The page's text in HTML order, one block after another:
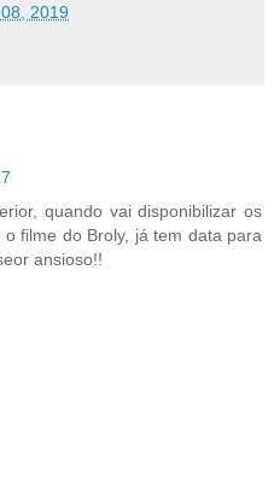
2019
quando vai disponibilizar os
filme do Broly, já tem data para
ansioso!!